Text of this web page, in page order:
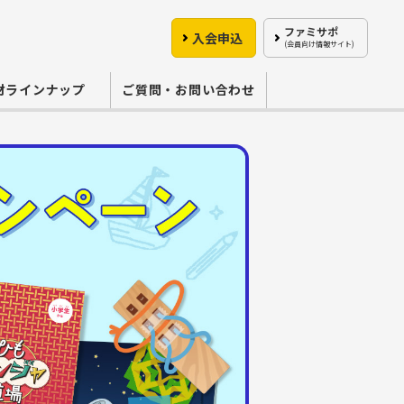
入会申込 ファミサポ
(会員向け情報サイト)
ラインナップ ご質問・お問い合わせ